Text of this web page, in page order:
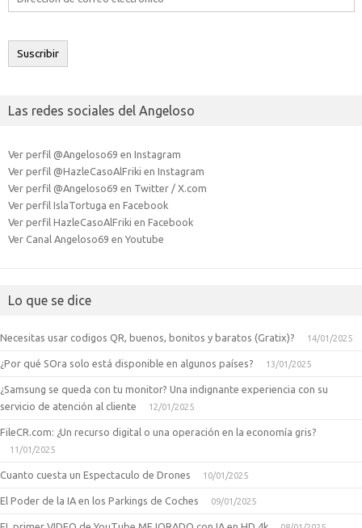
electrónico
Suscribir
Las redes sociales del Angeloso
Ver perfil @Angeloso69 en Instagram
Ver perfil @HazleCasoAlFriki en Instagram
Ver perfil @Angeloso69 en Twitter / X.com
Ver perfil IslaTortuga en Facebook
Ver perfil HazleCasoAlFriki en Facebook
Ver Canal Angeloso69 en Youtube
Lo que se dice
Necesitas usar codigos QR, buenos, bonitos y baratos (Gratix)? 14/01/2025
¿Por qué SOra solo está disponible en algunos países? 13/01/2025
¿Samsung se queda con tu monitor? Una indignante experiencia con su
servicio de atención al cliente
12/01/2025
FileCR.com: ¿Un recurso digital o una operación en la economía gris?
11/01/2025
Cuanto cuesta un Espectaculo de Drones 10/01/2025
El Poder de la IA en los Parkings de Coches 09/01/2025